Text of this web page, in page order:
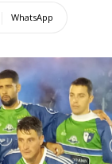
WhatsApp